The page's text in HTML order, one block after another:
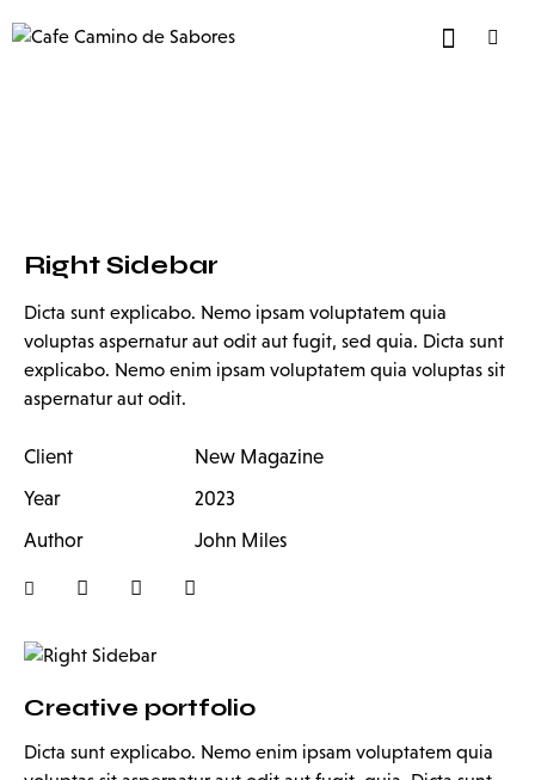
Right Sidebar
Creative portfolio
Dicta sunt explicabo. Nemo enim ipsam voluptatem quia
Dicta sunt explicabo. Nemo ipsam voluptatem quia
voluptas aspernatur aut odit aut fugit, sed quia. Dicta sunt
explicabo. Nemo enim ipsam voluptatem quia voluptas sit
aspernatur aut odit.
Client
New Magazine
Year
2023
Author
John Miles